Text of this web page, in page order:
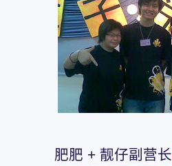
肥肥 + 靓仔副营长